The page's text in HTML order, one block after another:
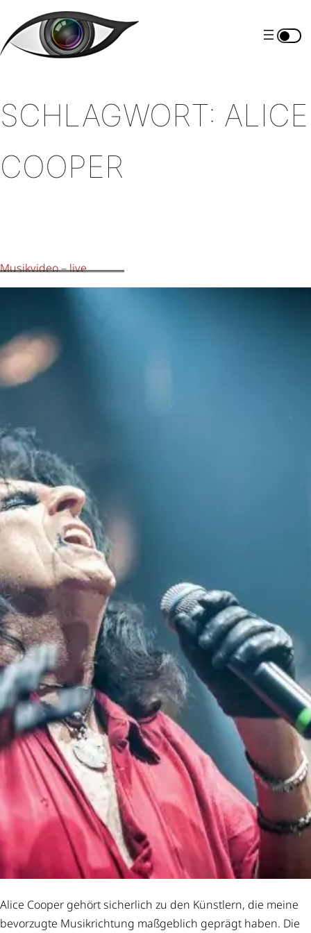
Inhalt
springen
SCHLAGWORT: ALICE
COOPER
Musikvideo – live
Alice Cooper gehört sicherlich zu den Künstlern, die meine
bevorzugte Musikrichtung maßgeblich geprägt haben. Die